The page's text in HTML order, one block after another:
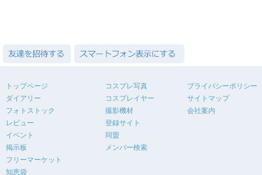
トップページ
ダイアリー
フォトストック
レビュー
イベント
掲示板
フリーマーケット
知恵袋
コスプレ写真
コスプレイヤー
撮影機材
登録サイト
同盟
メンバー検索
プライバシーポリシー
サイトマップ
会社案内